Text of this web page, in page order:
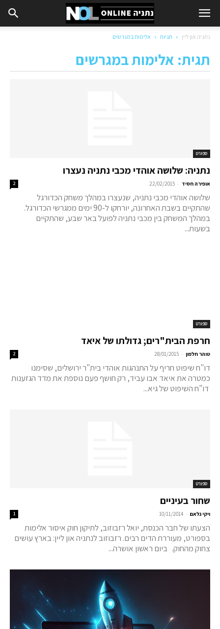
נתניה און ליין תגיות אלימות במגרשים
תגית: אלימות במגרשים
ספורט
נתניה: שלושה אוהדי מכבי נתניה נעצרו
אופירה חסיד -
22/02/2015
2
שלושה אוהדי מכבי נתניה, שנעצרו במהלך משחק הכדורגל
שהתקיים בשבת האחרונה, יורחקו ל-90 ימים ממגרשי הכדורגל.
במהלך המשחק בין מכבי נתניה לפועל באר שבע, שהתקיים
בשעות...
ספורט
חרפת הבית"רים; גדולתו של איאד
טוהר חלפון -
28/01/2015
2
דו"ח שיפוט חריף על התנהגות אוהדי בית"ר ירושלים, שסימנו
כמטרה את איאד אבו עביד, רק חושף פעם נוספת את מדד הגזענות
דו"ח השיפוט של גיא...
ספורט
שחור בעיניים
ויקי גלאם -
10/11/2014
1
הצעתו של חבר הכנסת, יואל רזבוזוב, לתיקון חוק איסור אלימות
בספורט, מעוררת הדים רבים. רזבוזוב לנתניה און ליין: בארץ עושים
צחוק מהחוק. ביום ראשון אושרה...